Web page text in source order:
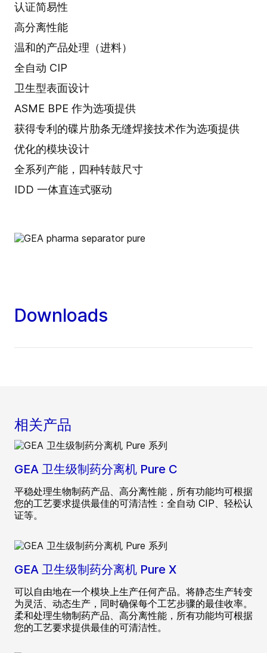
认证简易性
高分离性能
温和的产品处理（进料）
全自动 CIP
卫生型表面设计
ASME BPE 作为选项提供
获得专利的碟片肋条无缝焊接技术作为选项提供
优化的模块设计
全系列产能，四种转鼓尺寸
IDD 一体直连式驱动
Downloads
相关产品
GEA 卫生级制药分离机 Pure C
平稳处理生物制药产品、高分离性能，所有功能均可根据
您的工艺要求提供最佳的可清洁性：全自动 CIP、轻松认
证等。
GEA 卫生级制药分离机 Pure X
可以自由地在一个模块上生产任何产品。将静态生产转变
为灵活、动态生产，同时确保每个工艺步骤的最佳收率。
柔和处理生物制药产品、高分离性能，所有功能均可根据
您的工艺要求提供最佳的可清洁性。